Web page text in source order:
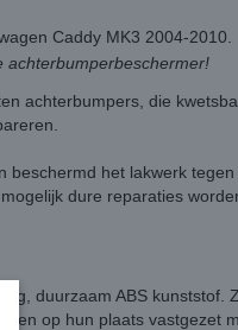
Caddy MK3 2004-2010.
achterbumperbeschermer!
achterbumpers, die
beschermd het lakwerk tegen
dure reparaties
duurzaam ABS kunststof.
op hun plaats vastgezet